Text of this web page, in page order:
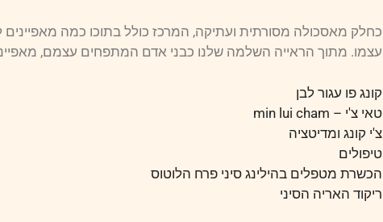
כחלק מאסכולה מסורתית ועתיקה, המרכז כולל בתוכו כמה
עצמו. מתוך הראייה השלמה שלנו כבני אדם המתפחים עצמם,
קונג פו עגור לבן
טאי צ'י – min lui cham
צ'י קונג ומדיטציה
טיפולים
הכשרת מטפלים בהילינג סיני פרח הלוטוס
ריקוד האריה הסיני